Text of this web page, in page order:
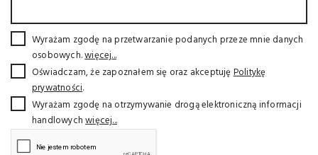
Wyrażam zgodę na przetwarzanie podanych przeze mnie danych
osobowych.więcej...
Oświadczam, że zapoznałem się oraz akceptujęPolitykę
prywatności.
Wyrażam zgodę na otrzymywanie drogą elektroniczną informacji
handlowychwięcej...